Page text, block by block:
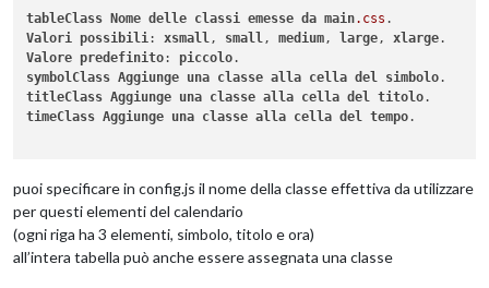
tableClass Nome delle classi emesse da main.css
Valori
possibili : xsmall , small , medium , large , xlarge
Valore predefinito: piccolo
symbolClass Aggiunge una classe alla cella del simbolo
titleClass Aggiunge una classe alla cella del titolo
timeClass Aggiunge una classe alla cella del tempo.
puoi specificare in config.js il nome della classe effettiva da utilizzare
per questi elementi del calendario
(ogni riga ha 3 elementi, simbolo, titolo e ora)
all’intera tabella può anche essere assegnata una classe